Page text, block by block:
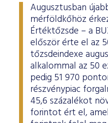
Augusztusban
mérföldkőhöz
Értéktőzsde – a
először érte el az
tőzsdeindexe
alkalommal az 50
pedig 51 970
részvénypiac
45,6 százalékot
forintot ért el,